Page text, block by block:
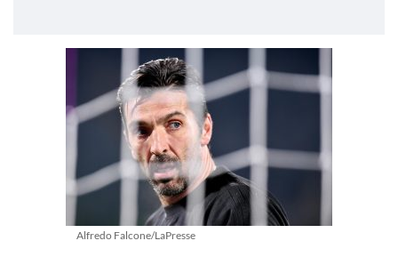
Alfredo Falcone/LaPresse